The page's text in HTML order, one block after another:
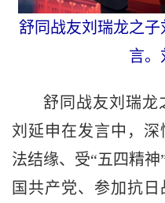
舒同战友刘瑞龙之
言。
舒同战友刘瑞龙
刘延申在发言中，
法结缘、受“五四精
国共产党、参加抗